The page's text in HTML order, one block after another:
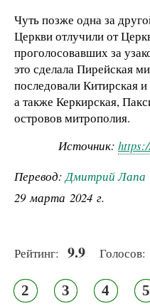
Чуть позже одна за
Церкви отлучили от
проголосовавших за
это сделала Пирейская
последовали Китирская
а также Керкирская,
островов митрополия.
Источник:
Перевод:Дмитрий Лапа
29 марта 2024 г.
Рейтинг: 9.9 Голосов:
2 3 4 5